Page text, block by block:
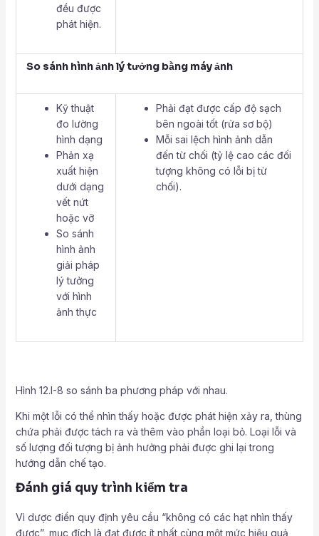
đều được
phát hiện.
So sánh hình ảnh lý tưởng bằng máy ảnh
Kỹ thuật
đo lường
hình dạng
Phản xạ
xuất hiện
dưới dạng
vết nứt
hoặc vỡ
So sánh
hình ảnh
giải pháp
lý tưởng
với hình
ảnh thực
Phải đạt được cấp độ sạch
bên ngoài tốt (rửa sơ bộ)
Mỗi sai lệch hình ảnh dẫn
đến từ chối (tỷ lệ cao các đối
tượng không có lỗi bị từ
chối).
Hình 12.I-8 so sánh ba phương pháp với nhau.
Khi một lỗi có thể nhìn thấy hoặc được phát hiện xảy ra, thùng
chứa phải được tách ra và thêm vào phần loại bỏ. Loại lỗi và
số lượng đối tượng bị ảnh hưởng phải được ghi lại trong
hướng dẫn chế tạo.
Đánh giá quy trình kiểm tra
Vì dược điển quy định yêu cầu “không có các hạt nhìn thấy
được”, mục đích là đạt được ít nhất cùng một mức hiệu quả